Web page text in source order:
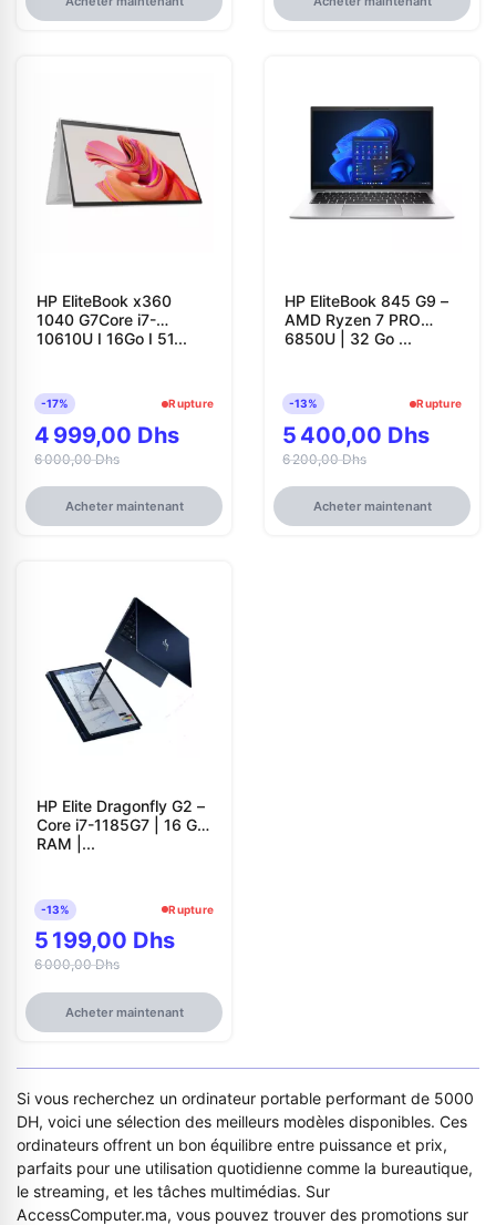
HP EliteBook x360
1040 G7Core i7-
10610U I 16Go I 51...
-17% Rupture
4 999,00 Dhs
6 000,00 Dhs
Acheter maintenant
HP EliteBook 845 G9 –
AMD Ryzen 7 PRO
6850U | 32 Go ...
-13% Rupture
5 400,00 Dhs
6 200,00 Dhs
Acheter maintenant
HP Elite Dragonfly G2 –
Core i7-1185G7 | 16 Go
RAM |...
-13% Rupture
5 199,00 Dhs
6 000,00 Dhs
Acheter maintenant
Si vous recherchez un ordinateur portable performant de 5000
DH, voici une sélection des meilleurs modèles disponibles. Ces
ordinateurs offrent un bon équilibre entre puissance et prix,
parfaits pour une utilisation quotidienne comme la bureautique,
le streaming, et les tâches multimédias. Sur
AccessComputer.ma, vous pouvez trouver des promotions sur